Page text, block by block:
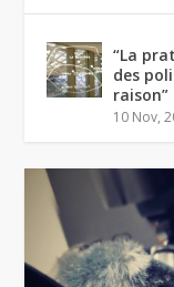
“La
des
raison”
10 Nov,